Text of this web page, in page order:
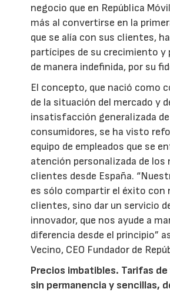
negocio que en República
más al convertirse en la
que se alía con sus clientes,
partícipes de su crecimiento y
de manera indefinida, por su
El concepto, que nació como
de la situación del mercado y
insatisfacción generalizada
consumidores, se ha visto
equipo de empleados que se
atención personalizada de los
clientes desde España.
es sólo compartir el éxito con
clientes, sino dar un servicio
innovador, que nos ayude a
diferencia desde el principio”
Vecino, CEO Fundador de
Precios imbatibles. Tarifas
sin permanencia y sencillas,